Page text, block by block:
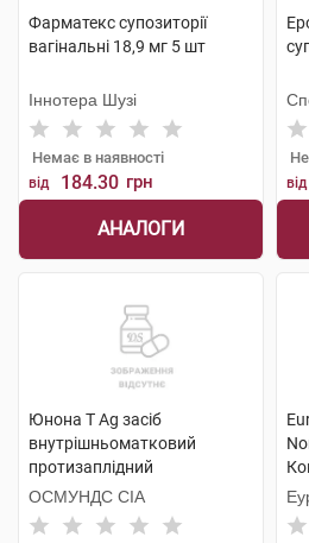
Фарматекс супозиторії
вагінальні 18,9 мг 5 шт
Іннотера Шузі
Немає в наявності
від 184.30 грн
АНАЛОГИ
від
Юнона Т Ag засіб
внутрішньоматковий
протизаплідний
одноразового використання
1 шт
ОСМУНДС СІА